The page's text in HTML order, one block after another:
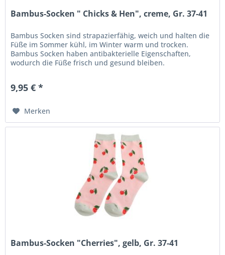
Bambus-Socken " Chicks & Hen", creme, Gr. 37-41
Bambus Socken sind strapazierfähig, weich und halten die
Füße im Sommer kühl, im Winter warm und trocken.
Bambus Socken haben antibakterielle Eigenschaften,
wodurch die Füße frisch und gesund bleiben.
9,95 € *
Merken
Bambus-Socken "Cherries", gelb, Gr. 37-41